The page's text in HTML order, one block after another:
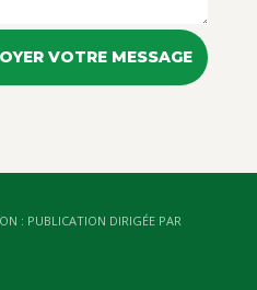
VOTRE MESSAGE
: PUBLICATION DIRIGÉE PAR